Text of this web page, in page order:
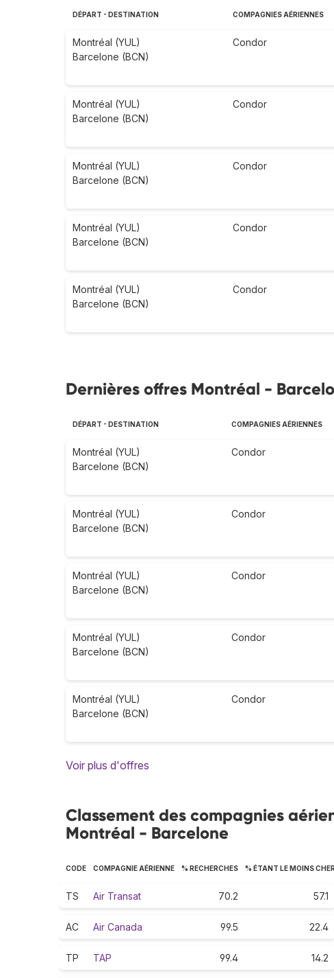
DÉPART - DESTINATION COMPAGNIES AÉRIENNES
Montréal (YUL)
Barcelone (BCN)
Condor
Montréal (YUL)
Barcelone (BCN)
Condor
Montréal (YUL)
Barcelone (BCN)
Condor
Montréal (YUL)
Barcelone (BCN)
Condor
Montréal (YUL)
Barcelone (BCN)
Condor
Dernières offres Montréal -
DÉPART - DESTINATION COMPAGNIES AÉRIENNES
Montréal (YUL)
Barcelone (BCN)
Condor
Montréal (YUL)
Barcelone (BCN)
Condor
Montréal (YUL)
Barcelone (BCN)
Condor
Montréal (YUL)
Barcelone (BCN)
Condor
Montréal (YUL)
Barcelone (BCN)
Condor
Voir plus d'offres
Classement des compagnies
Montréal - Barcelone
CODE COMPAGNIE AÉRIENNE % RECHERCHES % ÉTANT LE MOINS CHER
TS Air Transat 70.2 57.1
AC Air Canada 99.5 22.4
TP TAP 99.4 14.2